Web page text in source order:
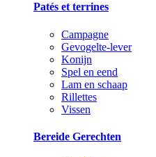
Patés et terrines
Campagne
Gevogelte-lever
Konijn
Spel en eend
Lam en schaap
Rillettes
Vissen
Bereide Gerechten